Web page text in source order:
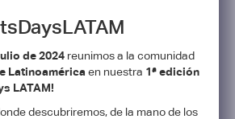
de 2024 reunimos a la comunidad
Latinoamérica en nuestra 1ª edición
LATAM!
descubriremos, de la mano de los